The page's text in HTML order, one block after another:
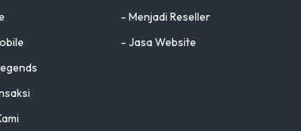
- Menjadi Reseller
- Jasa Website